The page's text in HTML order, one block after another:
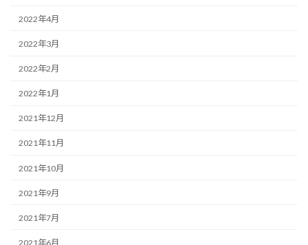
2022年4月
2022年3月
2022年2月
2022年1月
2021年12月
2021年11月
2021年10月
2021年9月
2021年7月
2021年6月